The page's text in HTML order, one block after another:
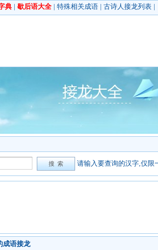
典 歇后语大全 特殊相关成语 古诗人接龙列表
请输入要查询的汉字,仅限
成语接龙